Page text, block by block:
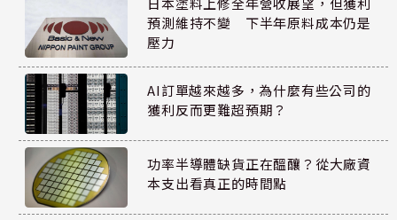
預測維持不變 下半年原料成本仍是
壓力
AI訂單越來越多，為什麼有些公司的
獲利反而更難超預期？
功率半導體缺貨正在醞釀？從大廠資
本支出看真正的時間點